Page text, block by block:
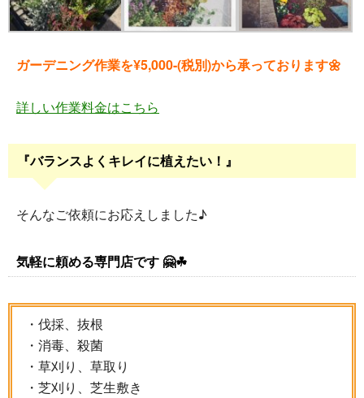
ガーデニング作業を¥5,000-(税別)から承っております🌼
詳しい作業料金はこちら
『バランスよくキレイに植えたい！』
そんなご依頼にお応えしました♪
気軽に頼める専門店です 🤗☘
・伐採、抜根
・消毒、殺菌
・草刈り、草取り
・芝刈り、芝生敷き